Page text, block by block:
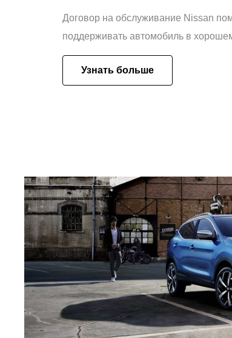
Договор на обслуживание Nissan
поддерживать автомобиль в
Узнать больше